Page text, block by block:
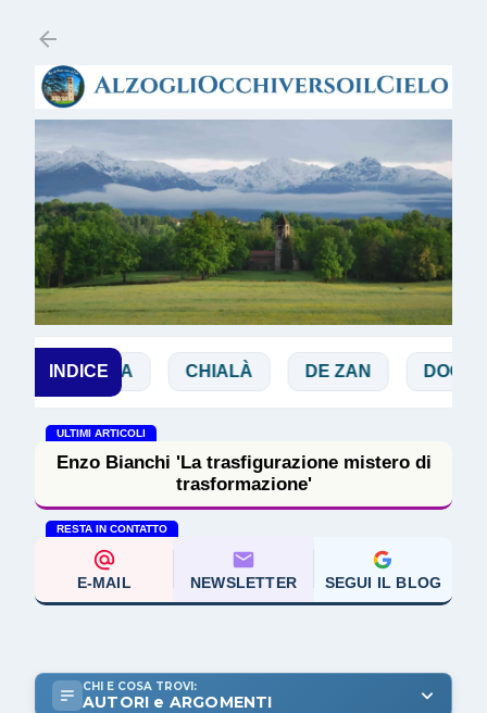
INDICE
BIBBIA CHIALÀ DE ZAN DOGLIO
ULTIMI ARTICOLI
Enzo Bianchi 'La trasfigurazione mistero di
trasformazione'
RESTA IN CONTATTO
E-MAIL NEWSLETTER SEGUI IL BLOG
CHI E COSA TROVI:
AUTORI e ARGOMENTI